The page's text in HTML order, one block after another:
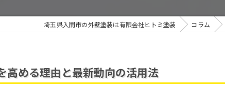
埼玉県入間市の外壁塗装は有限会社ヒトミ塗装 コラム
高める理由と最新動向の活用法